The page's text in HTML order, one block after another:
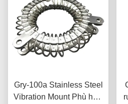
Gry-100a Stainless Steel
Vibration Mount Phù hợp